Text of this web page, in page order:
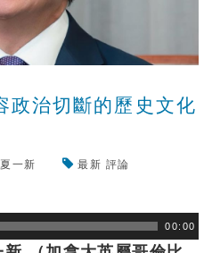
政治切斷的歷史文化
夏一新 最新 評論
00:00